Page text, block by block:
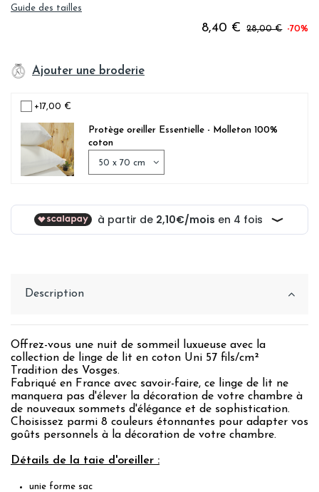
Guide des tailles
8,40 € 28,00 € -70%
Ajouter une broderie
+17,00 €
Protège oreiller Essentielle - Molleton 100%
coton
Description
Offrez-vous une nuit de sommeil luxueuse avec la
collection de linge de lit en coton Uni 57 fils/cm²
Tradition des Vosges.
Fabriqué en France avec savoir-faire, ce linge de lit ne
manquera pas d'élever la décoration de votre chambre à
de nouveaux sommets d'élégance et de sophistication.
Choisissez parmi 8 couleurs étonnantes pour adapter vos
goûts personnels à la décoration de votre chambre.
Détails de la taie d'oreiller :
unie forme sac